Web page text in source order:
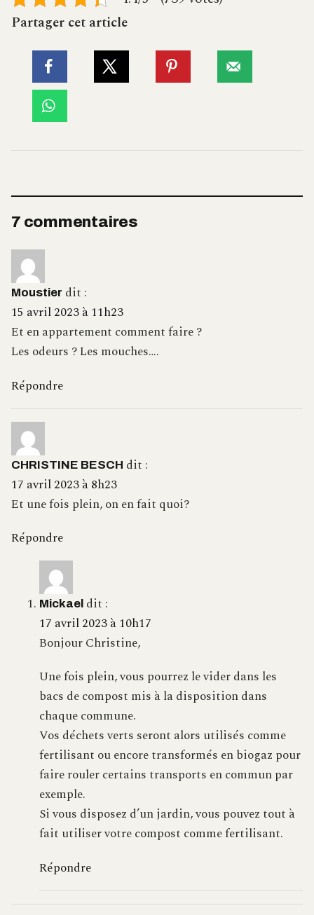
Partager cet article
7 commentaires
Moustier dit :
15 avril 2023 à 11h23
Et en appartement comment faire ?
Les odeurs ? Les mouches….
Répondre
CHRISTINE BESCH dit :
17 avril 2023 à 8h23
Et une fois plein, on en fait quoi?
Répondre
Mickael dit :
17 avril 2023 à 10h17
Bonjour Christine,
Une fois plein, vous pourrez le vider dans les
bacs de compost mis à la disposition dans
chaque commune.
Vos déchets verts seront alors utilisés comme
fertilisant ou encore transformés en biogaz pour
faire rouler certains transports en commun par
exemple.
Si vous disposez d’un jardin, vous pouvez tout à
fait utiliser votre compost comme fertilisant.
Répondre